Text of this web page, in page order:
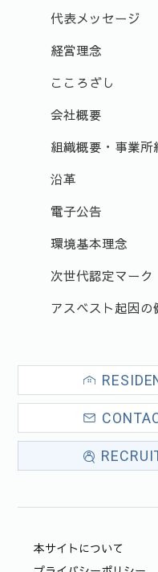
代表メッセージ
経営理念
こころざし
会社概要
組織概要・事業所
沿革
電子公告
環境基本理念
次世代認定マーク
アスベスト起因の
本サイトについて